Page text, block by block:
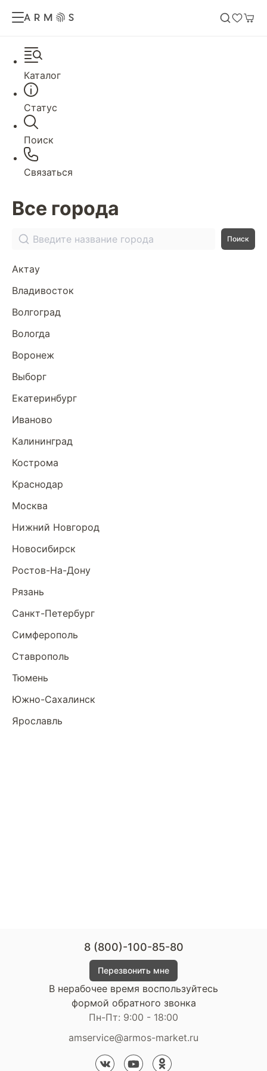
Каталог
Статус
Поиск
Связаться
Все города
Поиск
Актау
Владивосток
Волгоград
Вологда
Воронеж
Выборг
Екатеринбург
Иваново
Калининград
Кострома
Краснодар
Москва
Нижний Новгород
Новосибирск
Ростов-На-Дону
Рязань
Санкт-Петербург
Симферополь
Ставрополь
Тюмень
Южно-Сахалинск
Ярославль
8 (800)-100-85-80
Перезвонить мне
В нерабочее время воспользуйтесь
формой обратного звонка
Пн-Пт: 9:00 - 18:00
amservice@armos-market.ru